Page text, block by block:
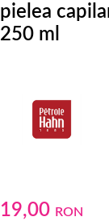
pielea
250 ml
19,00 RON